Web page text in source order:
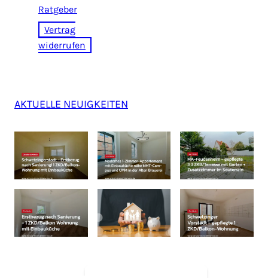
Ratgeber
Vertrag
widerrufen
AKTUELLE NEUIGKEITEN